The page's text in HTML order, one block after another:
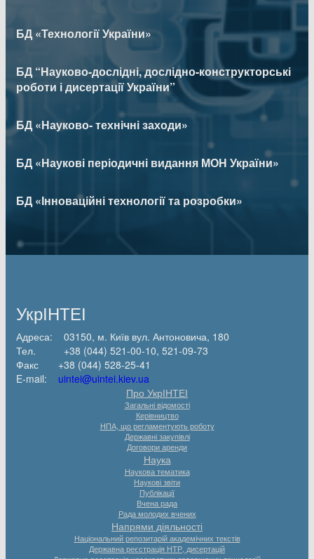
БД «Технології України»
БД “Науково-дослідні, дослідно-конструкторські
роботи і дисертації України”
БД «Науково- технічні заходи»
БД «Наукові періодичні видання МОН України»
БД «Інноваційні технології та розробки»
УкрІНТЕІ
Адреса: 03150, м. Київ вул. Антоновича, 180
Тел. +38 (044) 521-00-10, 521-09-73
Факс +38 (044) 528-25-41
E-mail: uintei@uintei.kiev.ua
Про УкрІНТЕІ
Загальні відомості
Керівництво
НПА, що регламентують роботу
Державні закупівлі
Договори аренди
Наука
Наукова тематика
Наукові звіти
Публікації
Вчена рада
Рада молодих вчених
Напрями діяльності
Національний репозитарій академічних текстів
Державна реєстрація НТР, дисертацій